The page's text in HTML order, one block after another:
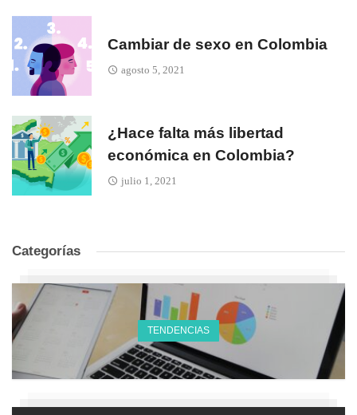
Cambiar de sexo en Colombia
agosto 5, 2021
¿Hace falta más libertad
económica en Colombia?
julio 1, 2021
Categorías
TENDENCIAS